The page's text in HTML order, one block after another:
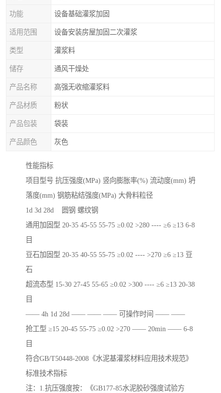
功能 设备基础灌浆加固
适用范围 设备安装房屋加固二次灌浆
类型 灌浆料
储存 通风干燥处
产品名称 高强无收缩灌浆料
产品材质 粉状
产品包装 袋装
产品颜色 灰色
性能指标
项目型号 抗压强度(MPa) 竖向膨胀率(%) 流动度(mm) 坍
落度(mm) 钢筋粘结强度(MPa) 大骨料粒径
1d 3d 28d 圆钢 螺纹钢
通用加固型 20-35 45-55 55-75 ≥0.02 >280 ---- ≥6 ≥13 6-8
目
豆石加固型 20-35 40-55 55-75 ≥0.02 ---- >270 ≥6 ≥13 豆
石
超流态型 15-30 27-45 55-65 ≥0.02 >300 ---- ≥6 ≥13 20-38
目
—— 4h 1d 28d —— —— —— 可操作时间 —— ——
抢工型 ≥15 20-45 55-75 ≥0.02 >270 —— 20min —— 6-8
目
符合GB/T50448-2008《水泥基灌浆材料应用技术规范》
标准技术指标
注：1.抗压强度按：《GB177-85水泥胶砂强度试验方